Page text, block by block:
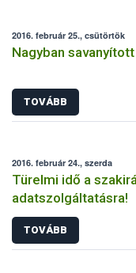
2016. február 25., csütörtök
Nagyban
TOVÁBB
2016. február 24., szerda
Türelmi idő a
adatszolgáltatásra!
TOVÁBB